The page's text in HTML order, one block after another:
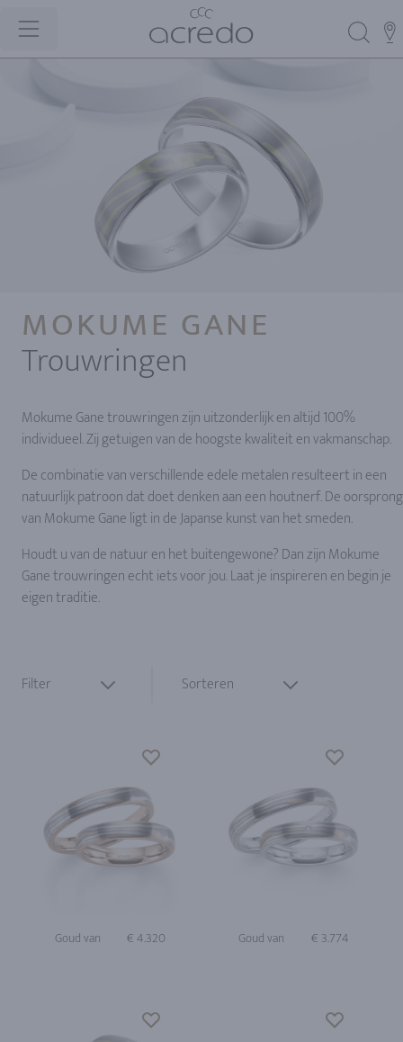
MOKUME GANE
Trouwringen
Mokume Gane trouwringen zijn uitzonderlijk en altijd 100%
individueel. Zij getuigen van de hoogste kwaliteit en vakmanschap.
De combinatie van verschillende edele metalen resulteert in een
natuurlijk patroon dat doet denken aan een houtnerf. De oorsprong
van Mokume Gane ligt in de Japanse kunst van het smeden.
Houdt u van de natuur en het buitengewone? Dan zijn Mokume
Gane trouwringen echt iets voor jou. Laat je inspireren en begin je
eigen traditie.
Filter Sorteren
Goud van € 4.320 Goud van € 3.774